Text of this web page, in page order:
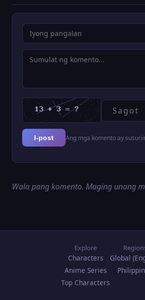
I-post Ang mga komento ay
Wala pang komento. Maging unang
Explore
Characters
Anime Series
Top Characters
Global